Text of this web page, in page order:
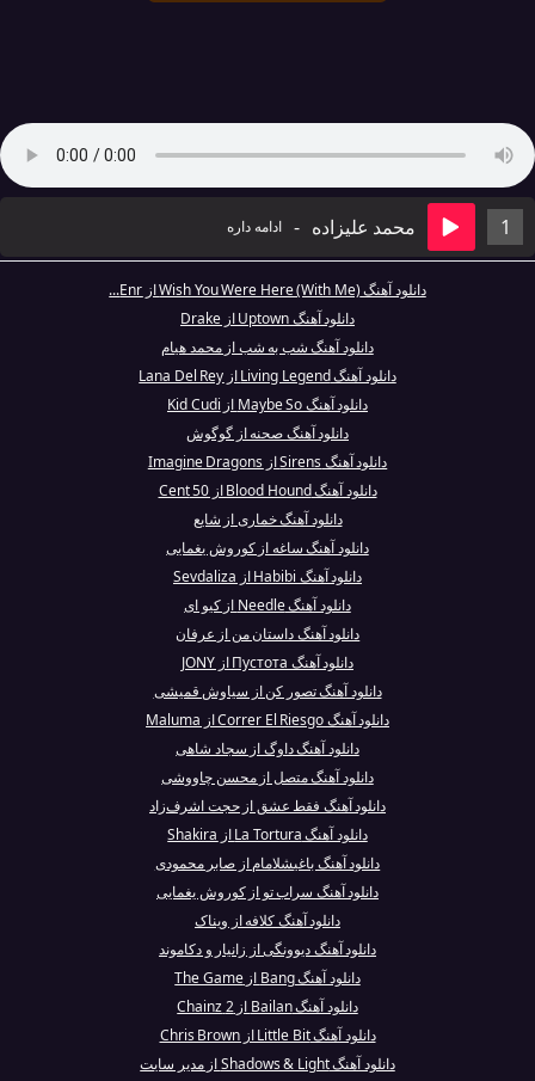
1 محمد علیزاده - ادامه داره
دانلود آهنگ Wish You Were Here (With Me) از Enr...
دانلود آهنگ Uptown از Drake
دانلود آهنگ شب به شب از محمد هیام
دانلود آهنگ Living Legend از Lana Del Rey
دانلود آهنگ Maybe So از Kid Cudi
دانلود آهنگ صحنه از گوگوش
دانلود آهنگ Sirens از Imagine Dragons
دانلود آهنگ Blood Hound از 50 Cent
دانلود آهنگ خماری از شایع
دانلود آهنگ ساغه از کوروش یغمایی
دانلود آهنگ Habibi از Sevdaliza
دانلود آهنگ Needle از کیو ای
دانلود آهنگ داستان من از عرفان
دانلود آهنگ Пустота از JONY
دانلود آهنگ تصور کن از سیاوش قمیشی
دانلود آهنگ Correr El Riesgo از Maluma
دانلود آهنگ داوگ از سجاد شاهی
دانلود آهنگ متصل از محسن چاووشی
دانلود آهنگ فقط عشق از حجت اشرف‌زاد
دانلود آهنگ La Tortura از Shakira
دانلود آهنگ باغیشلامام از صابر محمودی
دانلود آهنگ سراب تو از کوروش یغمایی
دانلود آهنگ کلافه از ویناک
دانلود آهنگ دیوونگی از زانیار و دکاموند
دانلود آهنگ Bang از The Game
دانلود آهنگ Bailan از 2 Chainz
دانلود آهنگ Little Bit از Chris Brown
دانلود آهنگ Shadows & Light از مدیر سایت